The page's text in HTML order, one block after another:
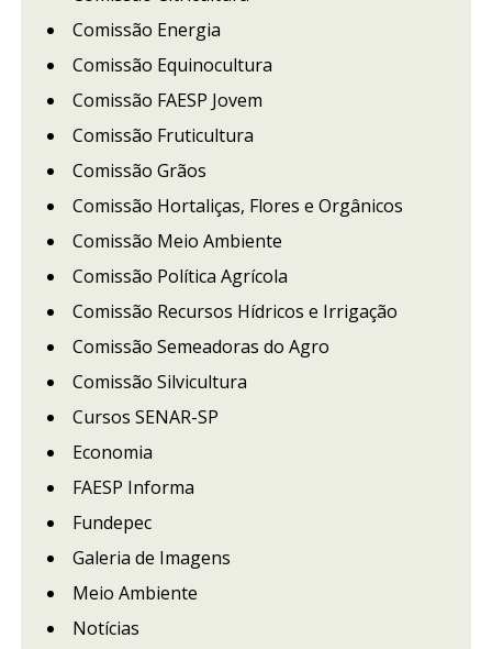
Comissão Energia
Comissão Equinocultura
Comissão FAESP Jovem
Comissão Fruticultura
Comissão Grãos
Comissão Hortaliças, Flores e Orgânicos
Comissão Meio Ambiente
Comissão Política Agrícola
Comissão Recursos Hídricos e Irrigação
Comissão Semeadoras do Agro
Comissão Silvicultura
Cursos SENAR-SP
Economia
FAESP Informa
Fundepec
Galeria de Imagens
Meio Ambiente
Notícias